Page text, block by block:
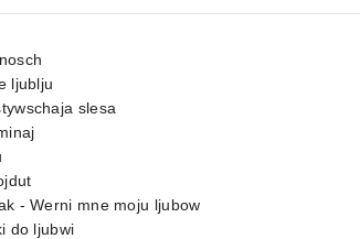
ljublju
slesa
- Werni mne moju ljubow
do ljubwi